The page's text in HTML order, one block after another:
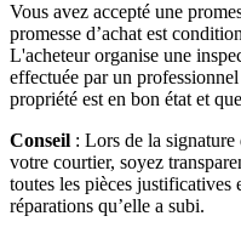
Vous avez accepté une
promesse d’achat est
L'acheteur organise une
effectuée par un
propriété est en bon état et
Conseil : Lors de la signature
votre courtier, soyez
toutes les pièces justificatives
réparations qu’elle a subi.